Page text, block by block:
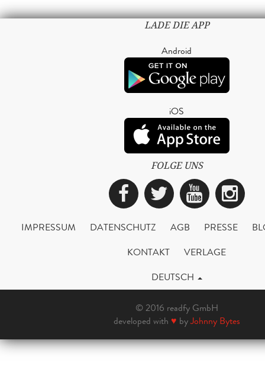
LADE DIE APP
Android
iOS
FOLGE UNS
Facebook
Twitter
IMPRESSUM DATENSCHUTZ AGB PRESSE
KONTAKT
VERLAGE
DEUTSCH
© 2016 readfy GmbH
developed with ♥ byJohnny Bytes